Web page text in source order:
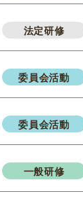
法定研修
委員会活動
委員会活動
一般研修